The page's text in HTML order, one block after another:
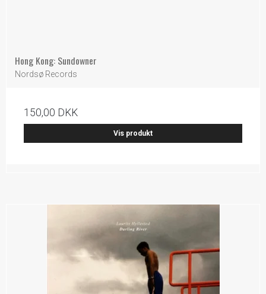
Hong Kong: Sundowner
Nordsø Records
150,00 DKK
Vis produkt